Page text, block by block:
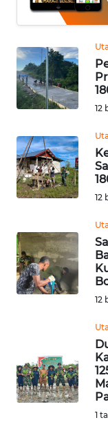
12
12
12
1
SERBA-
SERBI
OPINI
Informasi
INDEKS
BERITA
KONTAK
KAMI
INFO
IKLAN
TENTANG
MEDIA
SIBER
REDAKSI